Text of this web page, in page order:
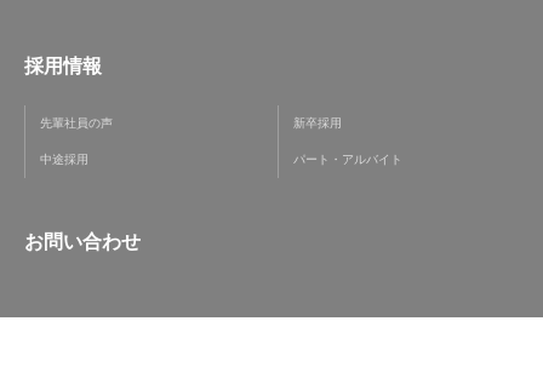
採用情報
先輩社員の声 新卒採用
中途採用 パート・アルバイト
お問い合わせ